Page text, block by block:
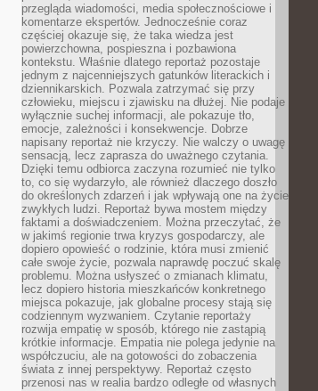
przegląda wiadomości, media społecznościowe i
komentarze ekspertów. Jednocześnie coraz
częściej okazuje się, że taka wiedza jest
powierzchowna, pospieszna i pozbawiona
kontekstu. Właśnie dlatego reportaż pozostaje
jednym z najcenniejszych gatunków literackich i
dziennikarskich. Pozwala zatrzymać się przy
człowieku, miejscu i zjawisku na dłużej. Nie podaje
wyłącznie suchej informacji, ale pokazuje tło,
emocje, zależności i konsekwencje. Dobrze
napisany reportaż nie krzyczy. Nie walczy o uwagę
sensacją, lecz zaprasza do uważnego czytania.
Dzięki temu odbiorca zaczyna rozumieć nie tylko
to, co się wydarzyło, ale również dlaczego doszło
do określonych zdarzeń i jak wpływają one na życie
zwykłych ludzi. Reportaż bywa mostem między
faktami a doświadczeniem. Można przeczytać, że
w jakimś regionie trwa kryzys gospodarczy, ale
dopiero opowieść o rodzinie, która musi zmienić
całe swoje życie, pozwala naprawdę poczuć skalę
problemu. Można usłyszeć o zmianach klimatu,
lecz dopiero historia mieszkańców konkretnego
miejsca pokazuje, jak globalne procesy stają się
codziennym wyzwaniem. Czytanie reportaży
rozwija empatię w sposób, którego nie zastąpią
krótkie informacje. Empatia nie polega jedynie na
współczuciu, ale na gotowości do zobaczenia
świata z innej perspektywy. Reportaż często
przenosi nas w realia bardzo odległe od własnych